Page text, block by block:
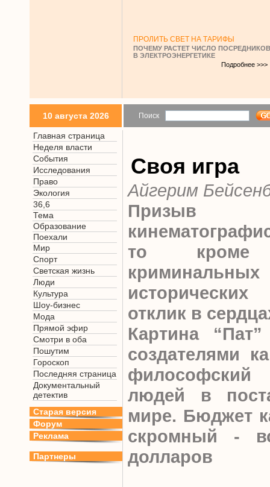
ПРОЛИТЬ СВЕТ НА ТАРИФЫ
ПОЧЕМУ РАСТЕТ ЧИСЛО ПОСРЕДНИКОВ
В ЭЛЕКТРОЭНЕРГЕТИКЕ
Подробнее >>>
10 августа 2026 Поиск
Главная страница
Неделя власти
События
Исследования
Право
Экология
36,6
Тема
Образование
Поехали
Мир
Спорт
Светская жизнь
Люди
Культура
Шоу-бизнес
Мода
Прямой эфир
Смотри в оба
Пошутим
Гороскоп
Последняя страница
Документальный
детектив
Старая версия
Форум
Реклама
Партнеры
Своя игра
Айгерим
Призыв
то кроме
отклик в
Картина
создателями
людей в
мире. Бюджет
скромный -
долларов